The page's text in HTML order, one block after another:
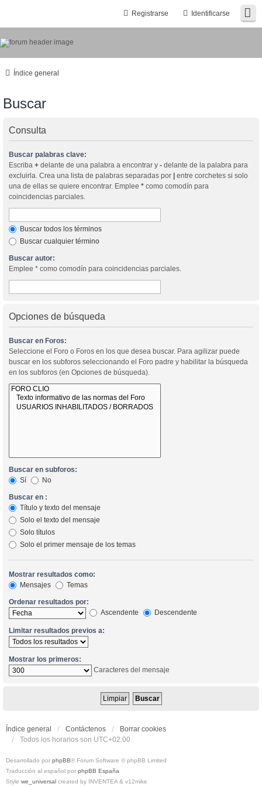
Identificarse
Registrarse
Índice general
Buscar
Consulta
Buscar palabras clave:
Escriba + delante de una palabra a encontrar y - delante de la palabra para
excluirla. Crea una lista de palabras separadas por | entre corchetes si solo
una de ellas se quiere encontrar. Emplee * como comodín para
coincidencias parciales.
Buscar todos los términos
Buscar cualquier término
Buscar autor:
Emplee * como comodín para coincidencias parciales.
Opciones de búsqueda
Buscar en Foros:
Seleccione el Foro o Foros en los que desea buscar. Para agilizar puede
buscar en los subforos seleccionando el Foro padre y habilitar la búsqueda
en los subforos (en Opciones de búsqueda).
Buscar en subforos:
Sí
No
Buscar en :
Título y texto del mensaje
Solo el texto del mensaje
Solo títulos
Solo el primer mensaje de los temas
Mostrar resultados como:
Mensajes
Temas
Ordenar resultados por:
Ascendente
Descendente
Limitar resultados previos a:
Mostrar los primeros:
Caracteres del mensaje
Índice general Contáctenos
Borrar cookies
Todos los horarios son UTC+02:00
Desarrollado por phpBB® Forum Software © phpBB Limited
Traducción al español por phpBB España
Style we_universal created by INVENTEA & v12mike